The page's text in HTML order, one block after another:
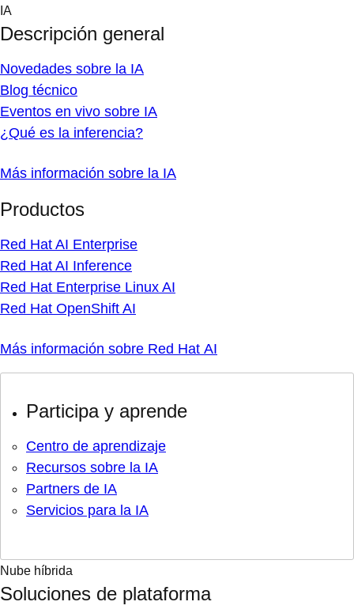
Skip
content
IA
Descripción general
Novedades sobre la IA
Blog técnico
Eventos en vivo sobre IA
¿Qué es la inferencia?
Más información sobre la IA
Productos
Red Hat AI Enterprise
Red Hat AI Inference
Red Hat Enterprise Linux AI
Red Hat OpenShift AI
Más información sobre Red Hat AI
Participa y aprende
Centro de aprendizaje
Recursos sobre la IA
Partners de IA
Servicios para la IA
Nube híbrida
Soluciones de plataforma